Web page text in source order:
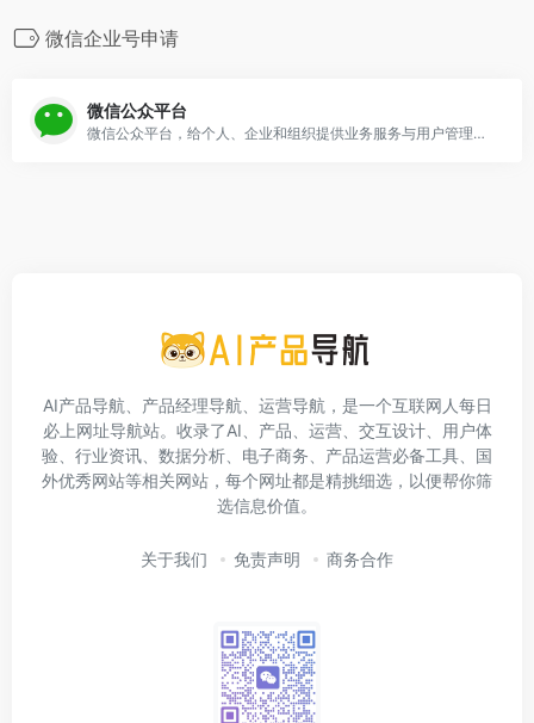
微信企业号申请
微信公众平台
微信公众平台，给个人、企业和组织提供业务服务与用户管理能力的全新服务平台。
AI产品导航、产品经理导航、运营导航，是一个互联网人每日
必上网址导航站。收录了AI、产品、运营、交互设计、用户体
验、行业资讯、数据分析、电子商务、产品运营必备工具、国
外优秀网站等相关网站，每个网址都是精挑细选，以便帮你筛
选信息价值。
关于我们 免责声明 商务合作